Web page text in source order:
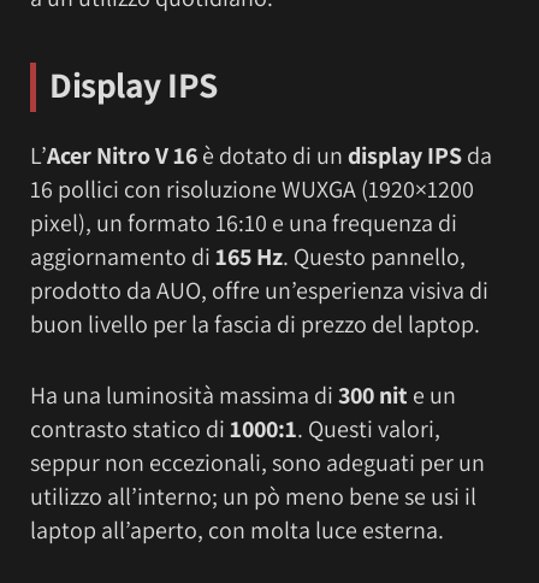
Display IPS
L’Acer Nitro V 16è dotato di undisplay IPSda
16 pollici con risoluzione WUXGA (1920×1200
pixel), un formato 16:10 e una frequenza di
aggiornamento di165 Hz. Questo pannello,
prodotto da AUO, offre un’esperienza visiva di
buon livello per la fascia di prezzo del laptop.
Ha una luminosità massima di300 nit e un
contrasto statico di1000:1. Questi valori,
seppur non eccezionali, sono adeguati per un
utilizzo all’interno; un pò meno bene se usi il
laptop all’aperto, con molta luce esterna.